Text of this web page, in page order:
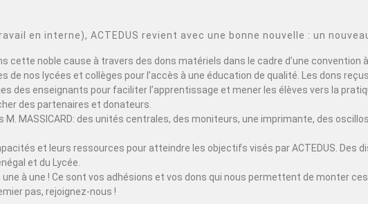
en interne), ACTEDUS revient avec une bonne nouvelle : un
cette noble cause à travers des dons matériels dans le cadre d’une convention
de nos lycées et collèges pour l’accès à une éducation de qualité. Les dons
des enseignants pour faciliter l’apprentissage et mener les élèves vers la
des partenaires et donateurs.
MASSICARD: des unités centrales, des moniteurs, une imprimante, des
et leurs ressources pour atteindre les objectifs visés par ACTEDUS. Des
et du Lycée.
à une ! Ce sont vos adhésions et vos dons qui nous permettent de monter
pas, rejoignez-nous !